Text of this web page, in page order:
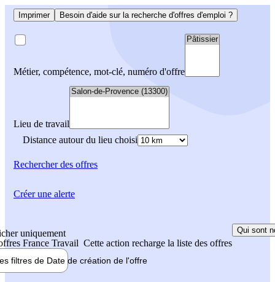
Imprimer Besoin d'aide sur la recherche d'offres d'emploi ?
Métier, compétence, mot-clé, numéro d'offre
Lieu de travail
Distance autour du lieu choisi
Rechercherdes offres
uniquement
France Travail Cette action recharge la liste des offres
Qui sont
filtres de Date de création de l'offre
Créer une alerte